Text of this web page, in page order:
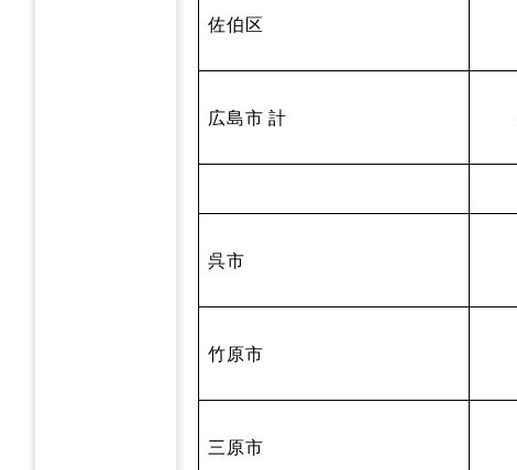
佐伯区
広島市 計
呉市
竹原市
三原市